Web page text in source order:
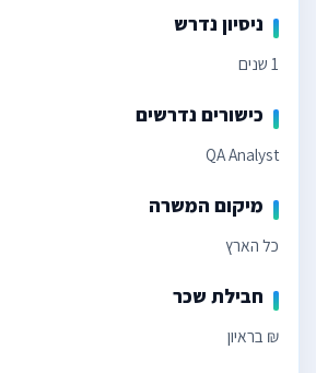
ניסיון נדרש
1 שנים
כישורים נדרשים
QA Analyst
מיקום המשרה
כל הארץ
חבילת שכר
₪ בראיון